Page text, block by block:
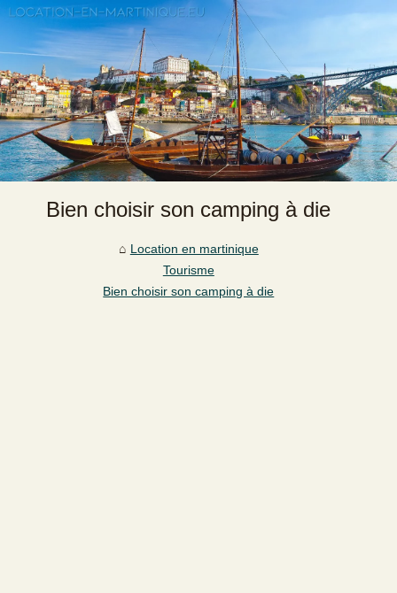
Bien choisir son camping à die
Location en martinique
Tourisme
Bien choisir son camping à die